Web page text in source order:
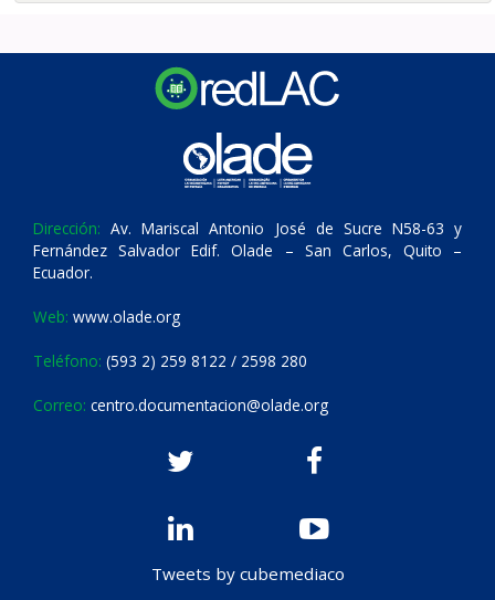
Dirección: Av. Mariscal Antonio José de Sucre N58-63 y
Fernández Salvador Edif. Olade – San Carlos, Quito –
Ecuador.
Web: www.olade.org
Teléfono: (593 2) 259 8122 / 2598 280
Correo: centro.documentacion@olade.org
Tweets by cubemediaco